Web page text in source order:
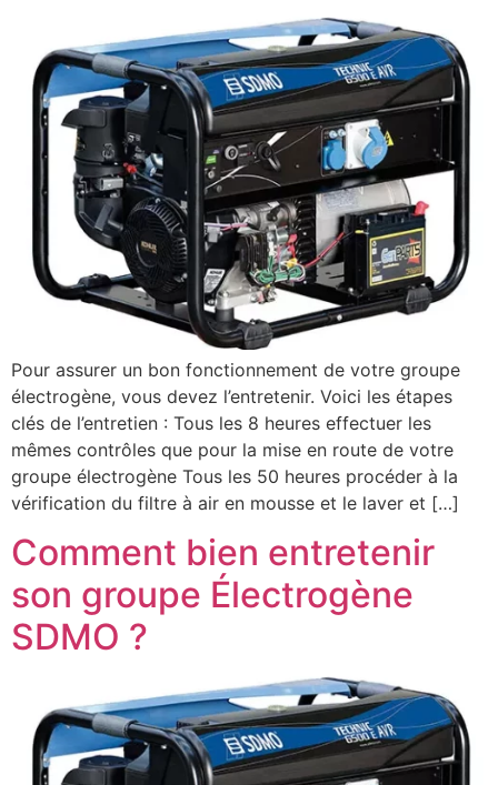
Pour assurer un bon fonctionnement de votre groupe
électrogène, vous devez l’entretenir. Voici les étapes
clés de l’entretien : Tous les 8 heures effectuer les
mêmes contrôles que pour la mise en route de votre
groupe électrogène Tous les 50 heures procéder à la
vérification du filtre à air en mousse et le laver et […]
Comment bien entretenir
son groupe Électrogène
SDMO ?